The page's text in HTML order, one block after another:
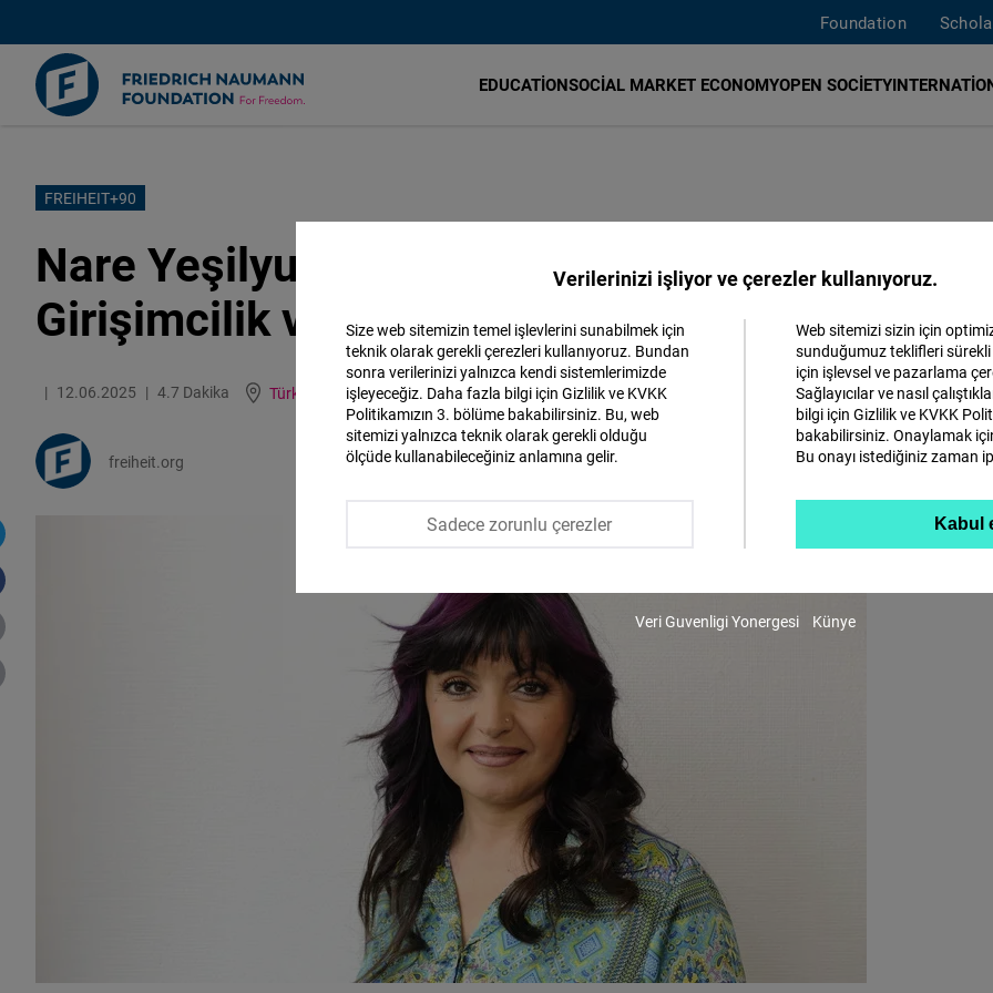
Foundation
EDUCATIONSOCIAL MARKET ECONOMYOPEN SOCIETY
FREIHEIT+90
Nare Yeşilyurt: Almanya'da Aidiyet,
Girişimcilik ve Sorumluluk
12.06.2025 4.7 Dakika Türkiye
freiheit.org
Verilerinizi işliyor ve çerezler kullanıyoruz.
Size web sitemizin temel işlevlerini sunabilmek için
teknik olarak gerekli çerezleri kullanıyoruz. Bundan
sonra verilerinizi yalnızca kendi sistemlerimizde
işleyeceğiz. Daha fazla bilgi için Gizlilik ve KVKK
Politikamızın 3. bölüme bakabilirsiniz. Bu, web
sitemizi yalnızca teknik olarak gerekli olduğu
ölçüde kullanabileceğiniz anlamına gelir.
Sadece zorunlu çerezler
Web sitemizi sizin için
sunduğumuz teklifleri
için işlevsel ve pazarlama
Sağlayıcılar ve nasıl
bilgi için Gizlilik ve KVKK
bakabilirsiniz. Onaylamak
Bu onayı istediğiniz zaman
Matomo
Facebook
Instagram
Kabul
Kabul et
Veri Guvenligi Yonergesi Künye